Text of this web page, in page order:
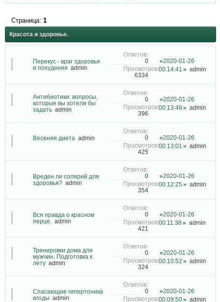
Красота и здоровье.
Страница: 1
Перекус - враг здоровья
и похудения admin
0
6334
2020-01-26
00:14:41
admin
Антибиотики: вопросы,
которые вы хотели бы
задать admin
0
396
2020-01-26
00:13:48
admin
Весеняя диета admin 0
425
2020-01-26
00:13:01
admin
Вреден ли солярий для
здоровья? admin
0
354
2020-01-26
00:12:25
admin
Вся правда о красном
перце.
admin
0
421
2020-01-26
00:11:38
admin
Тренировки дома для
мужчин. Подготовка к
лету admin
0
324
2020-01-26
00:10:52
admin
Спасающие гипертоника
ягоды admin
0
2020-01-26
00:09:50
admin